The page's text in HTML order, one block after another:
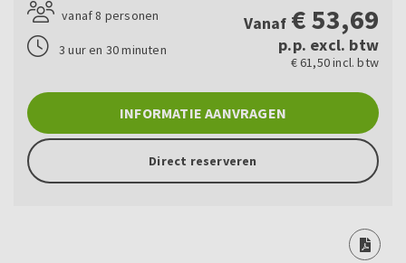
vanaf 8 personen
3 uur en 30 minuten
Vanaf €53,69
p.p. excl. btw
€ 61,50 incl. btw
INFORMATIE AANVRAGEN
Direct reserveren